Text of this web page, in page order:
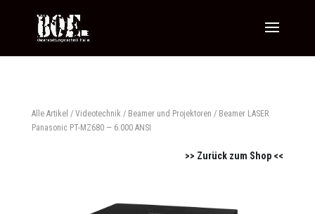
Alle Artikel / Videotechnik / Beamer und Projektoren / Beamer LASER
Panasonic PT-MZ680 — 6.000 ANSI
>> Zurück zum Shop <<